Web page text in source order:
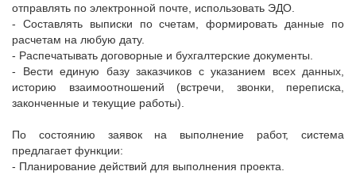
отправлять по электронной почте, использовать ЭДО.
- Составлять выписки по счетам, формировать данные по
расчетам на любую дату.
- Распечатывать договорные и бухгалтерские документы.
- Вести единую базу заказчиков с указанием всех данных,
историю взаимоотношений (встречи, звонки, переписка,
законченные и текущие работы).
По состоянию заявок на выполнение работ, система
предлагает функции:
- Планирование действий для выполнения проекта.